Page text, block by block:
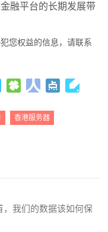
融平台的长期发展带
您权益的信息，请联系
( )
香港服务器
，我们的数据该如何保